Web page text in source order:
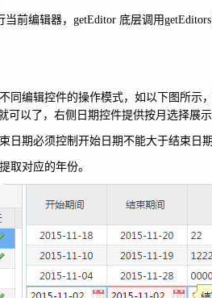
前编辑器，getEditor 底层调用
编辑控件的操作模式，如以下图所示
可以了，右侧日期控件提供按月选择展示
期必须控制开始日期不能大于结束日
取对应的年份。